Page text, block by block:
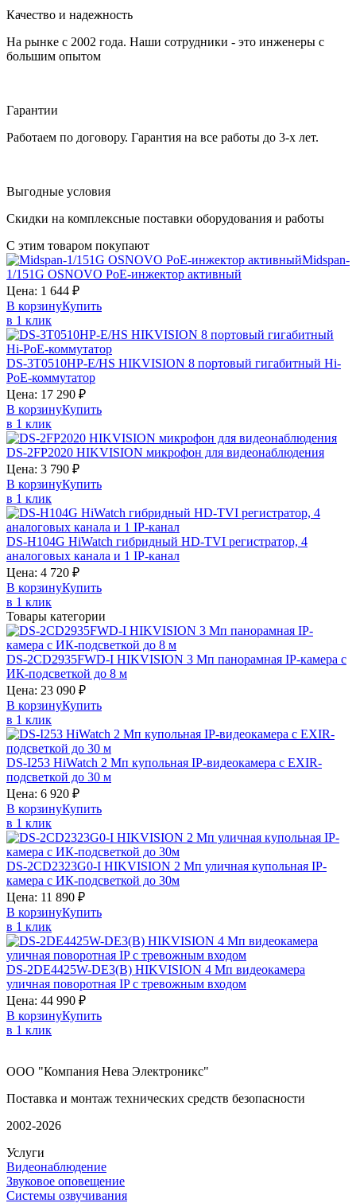
Качество и надежность
На рынке с 2002 года. Наши сотрудники - это инженеры с
большим опытом
Гарантии
Работаем по договору. Гарантия на все работы до 3-х лет.
Выгодные условия
Скидки на комплексные поставки оборудования и работы
С этим товаром покупают
Midspan-
1/151G OSNOVO PoE-инжектор активный
Цена: 1 644 ₽
В корзинуКупить
в 1 клик
DS-3T0510HP-E/HS HIKVISION 8 портовый гигабитный Hi-
PoE-коммутатор
Цена: 17 290 ₽
В корзинуКупить
в 1 клик
DS-2FP2020 HIKVISION микрофон для видеонаблюдения
Цена: 3 790 ₽
В корзинуКупить
в 1 клик
DS-H104G HiWatch гибридный HD-TVI регистратор, 4
аналоговых канала и 1 IP-канал
Цена: 4 720 ₽
В корзинуКупить
в 1 клик
Товары категории
DS-2CD2935FWD-I HIKVISION 3 Мп панорамная IP-камера с
ИК-подсветкой до 8 м
Цена: 23 090 ₽
В корзинуКупить
в 1 клик
DS-I253 HiWatch 2 Мп купольная IP-видеокамера с EXIR-
подсветкой до 30 м
Цена: 6 920 ₽
В корзинуКупить
в 1 клик
DS-2CD2323G0-I HIKVISION 2 Мп уличная купольная IP-
камера с ИК-подсветкой до 30м
Цена: 11 890 ₽
В корзинуКупить
в 1 клик
DS-2DE4425W-DE3(B) HIKVISION 4 Мп видеокамера
уличная поворотная IP с тревожным входом
Цена: 44 990 ₽
В корзинуКупить
в 1 клик
ООО "Компания Нева Электроникс"
Поставка и монтаж технических средств безопасности
2002-2026
Услуги
Видеонаблюдение
Звуковое оповещение
Системы озвучивания